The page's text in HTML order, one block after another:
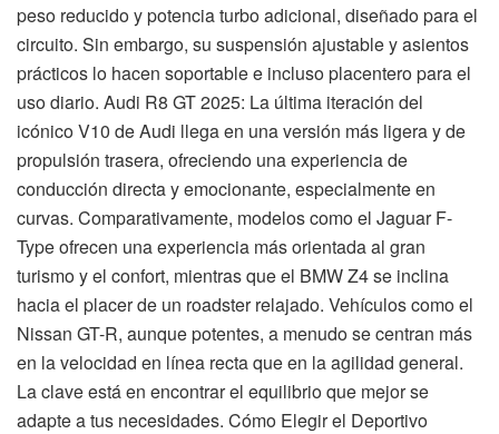
peso reducido y potencia turbo adicional, diseñado para el
circuito. Sin embargo, su suspensión ajustable y asientos
prácticos lo hacen soportable e incluso placentero para el
uso diario. Audi R8 GT 2025: La última iteración del
icónico V10 de Audi llega en una versión más ligera y de
propulsión trasera, ofreciendo una experiencia de
conducción directa y emocionante, especialmente en
curvas. Comparativamente, modelos como el Jaguar F-
Type ofrecen una experiencia más orientada al gran
turismo y el confort, mientras que el BMW Z4 se inclina
hacia el placer de un roadster relajado. Vehículos como el
Nissan GT-R, aunque potentes, a menudo se centran más
en la velocidad en línea recta que en la agilidad general.
La clave está en encontrar el equilibrio que mejor se
adapte a tus necesidades. Cómo Elegir el Deportivo